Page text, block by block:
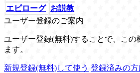
エピローグ お説教
ユーザー登録のご案内
ユーザー登録(無料)することで、この
ます。
新規登録(無料)して使う 登録済みの